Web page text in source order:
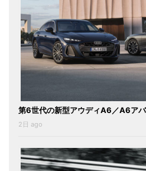
第6世代の新型アウディA6／A6ア
2日 ago